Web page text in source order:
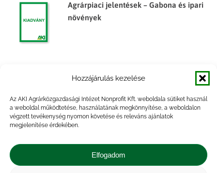
Hozzájárulás kezelése
Az AKI Agrárközgazdasági Intézet Nonprofit Kft. weboldala sütiket használ
a weboldal működtetése, használatának megkönnyítése, a weboldalon
végzett tevékenység nyomon követése és releváns ajánlatok
megjelenítése érdekében.
Elfogadom
Agrárpiaci jelentések – Gabona és ipari
növények
Agrárpiaci jelentések – Gabona és ipari
növények
növények